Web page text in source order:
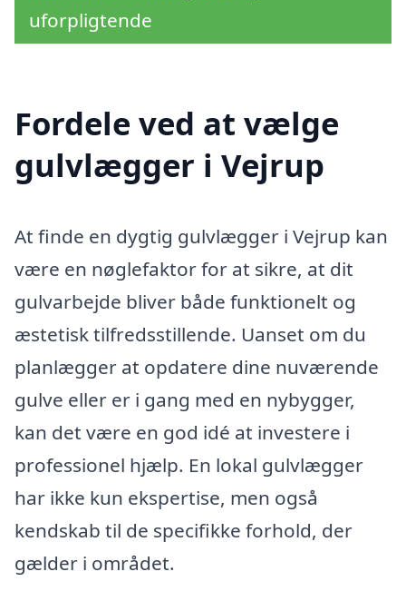
uforpligtende
Fordele ved at vælge
gulvlægger i Vejrup
At finde en dygtig gulvlægger i Vejrup kan
være en nøglefaktor for at sikre, at dit
gulvarbejde bliver både funktionelt og
æstetisk tilfredsstillende. Uanset om du
planlægger at opdatere dine nuværende
gulve eller er i gang med en nybygger,
kan det være en god idé at investere i
professionel hjælp. En lokal gulvlægger
har ikke kun ekspertise, men også
kendskab til de specifikke forhold, der
gælder i området.